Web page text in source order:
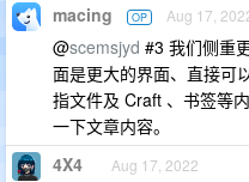
macing OP Aug 17,
@scemsjyd #3 我们侧重
面是更大的界面、直接可
指文件及 Craft 、书签等
一下文章内容。
4X4 Aug 17, 2022